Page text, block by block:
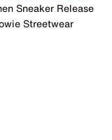
Sneaker Release
Streetwear